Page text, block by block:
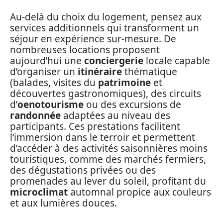
Au-delà du choix du logement, pensez aux
services additionnels qui transforment un
séjour en expérience sur-mesure. De
nombreuses locations proposent
aujourd’hui une conciergerie locale capable
d’organiser un itinérairethématique
(balades, visites du patrimoine et
découvertes gastronomiques), des circuits
d’oenotourisme ou des excursions de
randonnée adaptées au niveau des
participants. Ces prestations facilitent
l’immersion dans le terroir et permettent
d’accéder à des activités saisonnières moins
touristiques, comme des marchés fermiers,
des dégustations privées ou des
promenades au lever du soleil, profitant du
microclimat automnal propice aux couleurs
et aux lumières douces.